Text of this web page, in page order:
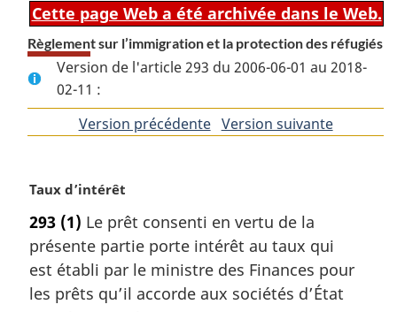
Cette page Web a été archivée dans le Web.
Règlement sur l’immigration et la protection des réfugiés
Version de l'article 293 du 2006-06-01 au 2018-
02-11 :
Version précédentedeVersion suivantede
N
t
e
m
a
Taux d’intérêt
293 (1) Le prêt consenti en vertu de la
présente partie porte intérêt au taux qui
est établi par le ministre des Finances pour
les prêts qu’il accorde aux sociétés d’État